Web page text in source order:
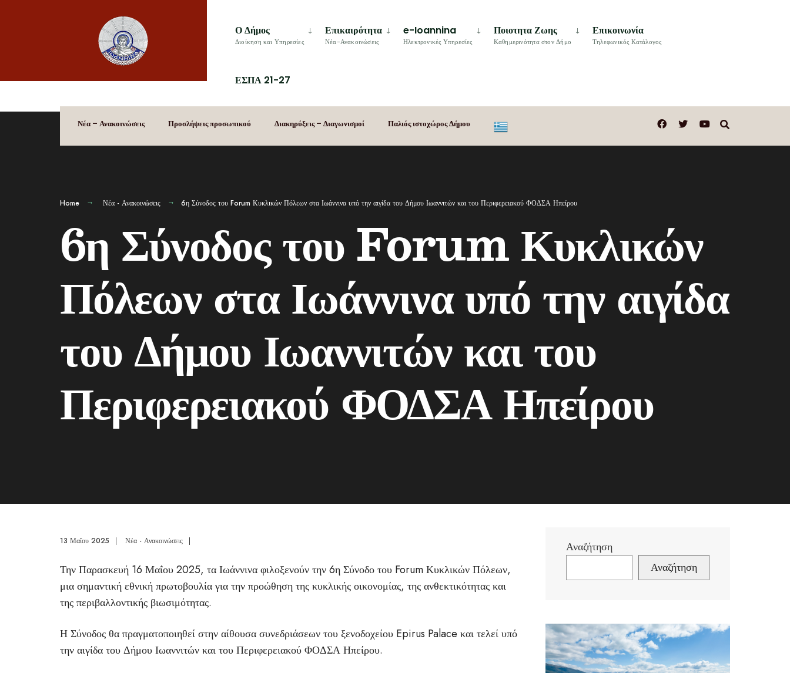
Ο Δήμος
Διοίκηση και Υπηρεσίες
Επικαιρότητα
Νέα-Ανακοινώσεις
e-Ioannina
Ηλεκτρονικές Υπηρεσίες
Ποιοτητα Ζωης
Καθημερινότητα στον Δήμο
Επικοινωνία
Τηλεφωνικός Κατάλογος
ΕΣΠΑ 21-27
Νέα – Ανακοινώσεις Προσλήψεις προσωπικού Διακηρύξεις – Διαγωνισμοί Παλιός ιστοχώρος Δήμου
Home Νέα - Ανακοινώσεις 6η Σύνοδος του Forum Κυκλικών Πόλεων στα Ιωάννινα υπό την αιγίδα του Δήμου Ιωαννιτών και του Περιφερειακού ΦΟΔΣΑ Ηπείρου
6η Σύνοδος του Forum Κυκλικών
Πόλεων στα Ιωάννινα υπό την αιγίδα
του Δήμου Ιωαννιτών και του
Περιφερειακού ΦΟΔΣΑ Ηπείρου
13 Μαΐου 2025 | Νέα - Ανακοινώσεις |
Την Παρασκευή 16 Μαΐου 2025, τα Ιωάννινα φιλοξενούν την 6η Σύνοδο του Forum Κυκλικών Πόλεων,
μια σημαντική εθνική πρωτοβουλία για την προώθηση της κυκλικής οικονομίας, της ανθεκτικότητας και
της περιβαλλοντικής βιωσιμότητας.
Η Σύνοδος θα πραγματοποιηθεί στην αίθουσα συνεδριάσεων του ξενοδοχείου Epirus Palace και τελεί υπό
την αιγίδα του Δήμου Ιωαννιτών και του Περιφερειακού ΦΟΔΣΑ Ηπείρου.
Αναζήτηση
Αναζήτηση